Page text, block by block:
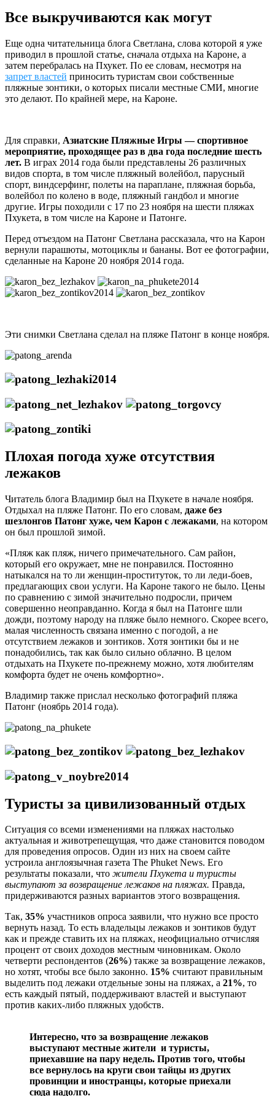
Все выкручиваются как могут
Еще одна читательница блога Светлана, слова которой я уже
приводил в прошлой статье, сначала отдыха на Кароне, а
затем перебралась на Пхукет. По ее словам, несмотря на
запрет властей приносить туристам свои собственные
пляжные зонтики, о которых писали местные СМИ, многие
это делают. По крайней мере, на Кароне.
Для справки, Азиатские Пляжные Игры — спортивное
мероприятие, проходящее раз в два года последние шесть
лет. В играх 2014 года были представлены 26 различных
видов спорта, в том числе пляжный волейбол, парусный
спорт, виндсерфинг, полеты на параплане, пляжная борьба,
волейбол по колено в воде, пляжный гандбол и многие
другие. Игры походили с 17 по 23 ноября на шести пляжах
Пхукета, в том числе на Кароне и Патонге.
Перед отъездом на Патонг Светлана рассказала, что на Карон
вернули парашюты, мотоциклы и бананы. Вот ее фотографии,
сделанные на Кароне 20 ноября 2014 года.
Эти снимки Светлана сделал на пляже Патонг в конце ноября.
Плохая погода хуже отсутствия
лежаков
Читатель блога Владимир был на Пхукете в начале ноября.
Отдыхал на пляже Патонг. По его словам, даже без
шезлонгов Патонг хуже, чем Карон с лежаками, на котором
он был прошлой зимой.
«Пляж как пляж, ничего примечательного. Сам район,
который его окружает, мне не понравился. Постоянно
натыкался на то ли женщин-проституток, то ли леди-боев,
предлагающих свои услуги. На Кароне такого не было. Цены
по сравнению с зимой значительно подросли, причем
совершенно неоправданно. Когда я был на Патонге шли
дожди, поэтому народу на пляже было немного. Скорее всего,
малая численность связана именно с погодой, а не
отсутствием лежаков и зонтиков. Хотя зонтики бы и не
понадобились, так как было сильно облачно. В целом
отдыхать на Пхукете по-прежнему можно, хотя любителям
комфорта будет не очень комфортно».
Владимир также прислал несколько фотографий пляжа
Патонг (ноябрь 2014 года).
Туристы за цивилизованный отдых
Ситуация со всеми изменениями на пляжах настолько
актуальная и животрепещущая, что даже становится поводом
для проведения опросов. Один из них на своем сайте
устроила англоязычная газета The Phuket News. Его
результаты показали, что жители Пхукета и туристы
выступают за возвращение лежаков на пляжах. Правда,
придерживаются разных вариантов этого возвращения.
Так, 35% участников опроса заявили, что нужно все просто
вернуть назад. То есть владельцы лежаков и зонтиков будут
как и прежде ставить их на пляжах, неофициально отчисляя
процент от своих доходов местным чиновникам. Около
четверти респондентов (26%) также за возвращение лежаков,
но хотят, чтобы все было законно. 15% считают правильным
выделить под лежаки отдельные зоны на пляжах, а 21%, то
есть каждый пятый, поддерживают властей и выступают
против каких-либо пляжных удобств.
Интересно, что за возвращение лежаков
выступают местные жители и туристы,
приехавшие на пару недель. Против того, чтобы
все вернулось на круги свои тайцы из других
провинции и иностранцы, которые приехали
сюда надолго.